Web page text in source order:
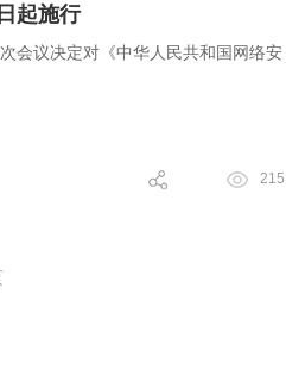
起施行
会议决定对《中华人民共和国网络安
215